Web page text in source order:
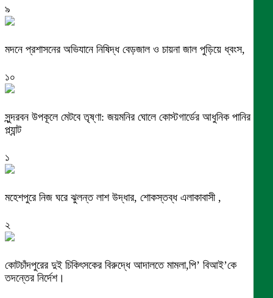
৯
মদনে প্রশাসনের অভিযানে নিষিদ্ধ বেড়জাল ও চায়না জাল পুড়িয়ে ধ্বংস,
১০
সুন্দরবন উপকূলে মেটবে তৃষ্ণা: জয়মনির ঘোলে কোস্টগার্ডের আধুনিক পানির
প্ল্যান্ট
১
মহেশপুরে নিজ ঘরে ঝুলন্ত লাশ উদ্ধার, শোকস্তব্ধ এলাকাবাসী ,
২
কোটচাঁদপুরের দুই চিকিৎসকের বিরুদ্ধে আদালতে মামলা,পি’ বিআই’কে
তদন্তের নির্দেশ।